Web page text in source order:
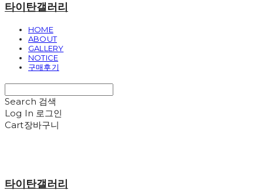
타이탄갤러리
HOME
ABOUT
GALLERY
NOTICE
구매후기
Search 검색
Log In 로그인
Cart장바구니
타이탄갤러리